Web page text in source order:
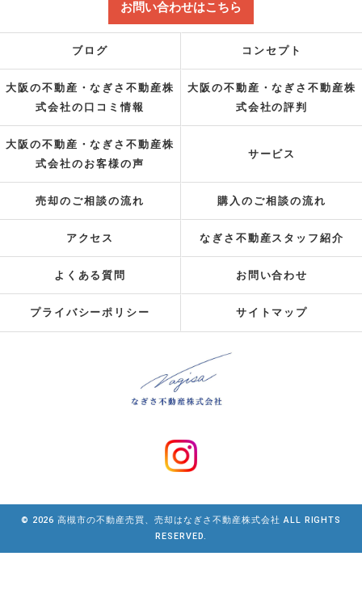
お問い合わせはこちら
ブログ コンセプト
大阪の不動産・なぎさ不動産株
式会社の口コミ情報
大阪の不動産・なぎさ不動産株
式会社の評判
大阪の不動産・なぎさ不動産株
式会社のお客様の声
サービス
売却のご相談の流れ 購入のご相談の流れ
アクセス なぎさ不動産スタッフ紹介
よくある質問 お問い合わせ
プライバシーポリシー サイトマップ
© 2026 高槻市の不動産売買、売却はなぎさ不動産株式会社 ALL RIGHTS
RESERVED.